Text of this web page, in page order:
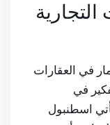
في العقارات
في
اسطنبول